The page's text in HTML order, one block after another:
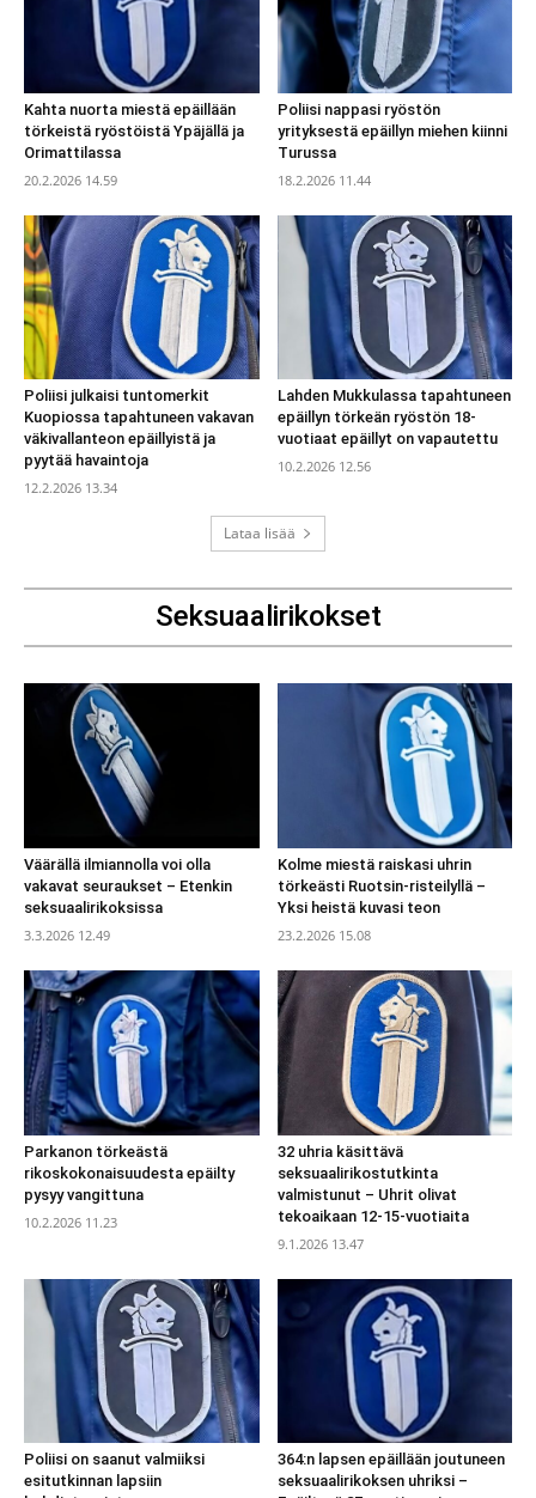
Kahta nuorta miestä epäillään
törkeistä ryöstöistä Ypäjällä ja
Orimattilassa
20.2.2026 14.59
Poliisi nappasi ryöstön
yrityksestä epäillyn miehen kiinni
Turussa
18.2.2026 11.44
Poliisi julkaisi tuntomerkit
Kuopiossa tapahtuneen vakavan
väkivallanteon epäillyistä ja
pyytää havaintoja
12.2.2026 13.34
Lahden Mukkulassa tapahtuneen
epäillyn törkeän ryöstön 18-
vuotiaat epäillyt on vapautettu
10.2.2026 12.56
Lataa lisää
Seksuaalirikokset
Väärällä ilmiannolla voi olla
vakavat seuraukset – Etenkin
seksuaalirikoksissa
3.3.2026 12.49
Kolme miestä raiskasi uhrin
törkeästi Ruotsin-risteilyllä –
Yksi heistä kuvasi teon
23.2.2026 15.08
Parkanon törkeästä
rikoskokonaisuudesta epäilty
pysyy vangittuna
10.2.2026 11.23
32 uhria käsittävä
seksuaalirikostutkinta
valmistunut – Uhrit olivat
tekoaikaan 12-15-vuotiaita
9.1.2026 13.47
Poliisi on saanut valmiiksi
esitutkinnan lapsiin
364:n lapsen epäillään joutuneen
seksuaalirikoksen uhriksi –